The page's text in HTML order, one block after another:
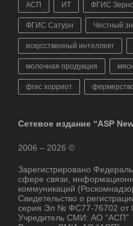
АСП ИТ ФГИС Зерно
ФГИС Сатурн Честный
искусственный интеллект
молочная продукция
фгис хорриот
Сетевое издание “ASP
2006 – 2026 ©
Зарегистрировано
сфере связи,
коммуникаций
Свидетельство о
серия Эл № ФС77-76702 от
Учредитель СМИ: АО “АСП”